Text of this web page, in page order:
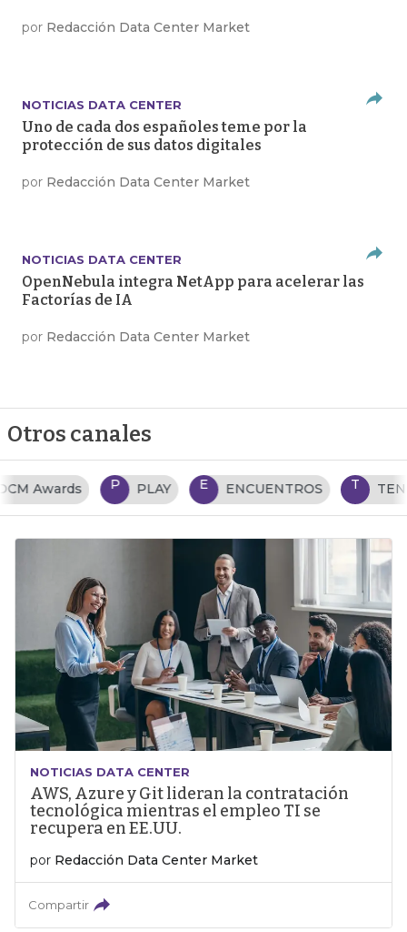
por Redacción Data Center Market
NOTICIAS DATA CENTER
Uno de cada dos españoles teme por la
protección de sus datos digitales
por Redacción Data Center Market
NOTICIAS DATA CENTER
OpenNebula integra NetApp para acelerar las
Factorías de IA
por Redacción Data Center Market
Otros canales
P PLAY E ENCUENTROS T TENDENCIAS TI
NOTICIAS DATA CENTER
AWS, Azure y Git lideran la contratación
tecnológica mientras el empleo TI se
recupera en EE.UU.
por Redacción Data Center Market
Compartir